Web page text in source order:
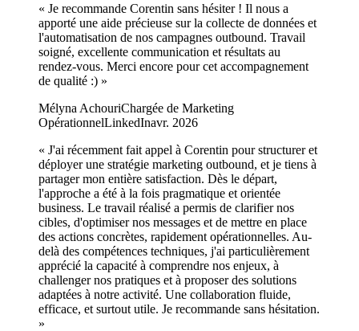
« Je recommande Corentin sans hésiter ! Il nous a
apporté une aide précieuse sur la collecte de données et
l'automatisation de nos campagnes outbound. Travail
soigné, excellente communication et résultats au
rendez-vous. Merci encore pour cet accompagnement
de qualité :) »
Mélyna AchouriChargée de Marketing
OpérationnelLinkedInavr. 2026
« J'ai récemment fait appel à Corentin pour structurer et
déployer une stratégie marketing outbound, et je tiens à
partager mon entière satisfaction. Dès le départ,
l'approche a été à la fois pragmatique et orientée
business. Le travail réalisé a permis de clarifier nos
cibles, d'optimiser nos messages et de mettre en place
des actions concrètes, rapidement opérationnelles. Au-
delà des compétences techniques, j'ai particulièrement
apprécié la capacité à comprendre nos enjeux, à
challenger nos pratiques et à proposer des solutions
adaptées à notre activité. Une collaboration fluide,
efficace, et surtout utile. Je recommande sans hésitation.
»